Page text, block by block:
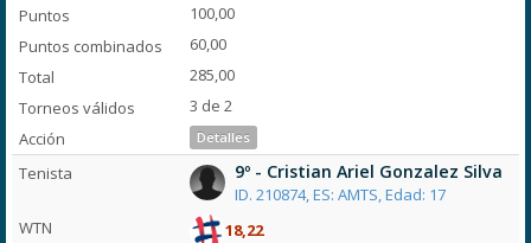
100,00
60,00
285,00
3 de 2
Detalles
9º - Cristian Ariel Gonzalez Silva
ID. 210874, ES: AMTS, Edad: 17
18,22